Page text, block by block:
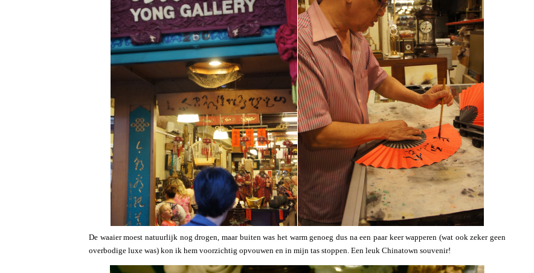
De waaier moest natuurlijk nog drogen, maar buiten was het warm genoeg dus na een paar keer wapperen (wat ook zeker geen
overbodige luxe was) kon ik hem voorzichtig opvouwen en in mijn tas stoppen. Een leuk Chinatown souvenir!